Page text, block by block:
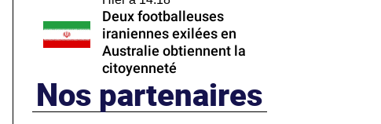
Deux footballeuses
iraniennes exilées en
Australie obtiennent la
citoyenneté
Nos partenaires